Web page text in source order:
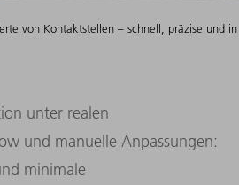
von Kontaktstellen – schnell, präzise und in
unter realen
und manuelle Anpassungen:
minimale